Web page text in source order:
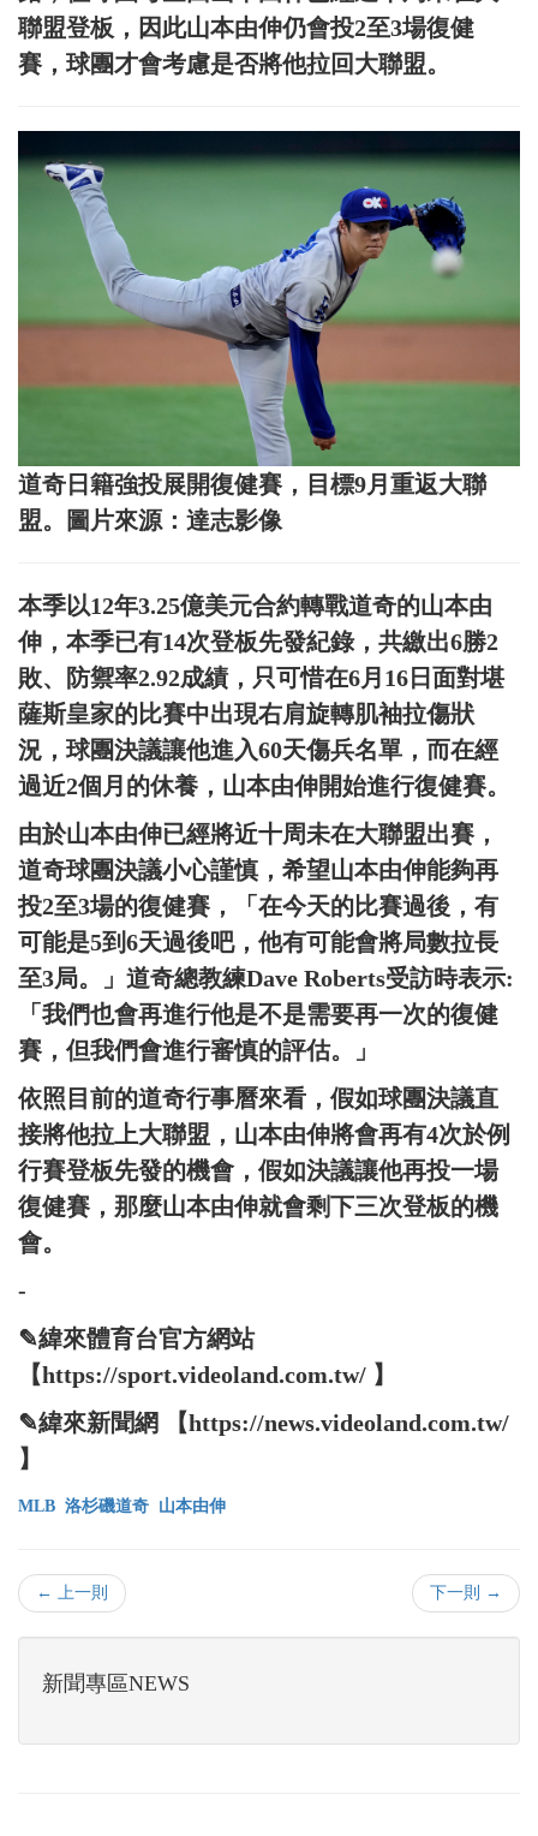
聯盟登板，因此山本由伸仍會投2至3場復健
賽，球團才會考慮是否將他拉回大聯盟。
道奇日籍強投展開復健賽，目標9月重返大聯
盟。圖片來源：達志影像
本季以12年3.25億美元合約轉戰道奇的山本由
伸，本季已有14次登板先發紀錄，共繳出6勝2
敗、防禦率2.92成績，只可惜在6月16日面對堪
薩斯皇家的比賽中出現右肩旋轉肌袖拉傷狀
況，球團決議讓他進入60天傷兵名單，而在經
過近2個月的休養，山本由伸開始進行復健賽。
由於山本由伸已經將近十周未在大聯盟出賽，
道奇球團決議小心謹慎，希望山本由伸能夠再
投2至3場的復健賽，「在今天的比賽過後，有
可能是5到6天過後吧，他有可能會將局數拉長
至3局。」道奇總教練Dave Roberts受訪時表示:
「我們也會再進行他是不是需要再一次的復健
賽，但我們會進行審慎的評估。」
依照目前的道奇行事曆來看，假如球團決議直
接將他拉上大聯盟，山本由伸將會再有4次於例
行賽登板先發的機會，假如決議讓他再投一場
復健賽，那麼山本由伸就會剩下三次登板的機
會。
-
✎緯來體育台官方網站
【https://sport.videoland.com.tw/ 】
✎緯來新聞網 【https://news.videoland.com.tw/
】
MLB 洛杉磯道奇 山本由伸
← 上一則 下一則 →
新聞專區NEWS